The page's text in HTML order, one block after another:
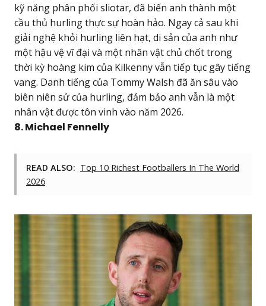
kỹ năng phân phối sliotar, đã biến anh thành một
cầu thủ hurling thực sự hoàn hảo. Ngay cả sau khi
giải nghệ khỏi hurling liên hạt, di sản của anh như
một hậu vệ vĩ đại và một nhân vật chủ chốt trong
thời kỳ hoàng kim của Kilkenny vẫn tiếp tục gây tiếng
vang. Danh tiếng của Tommy Walsh đã ăn sâu vào
biên niên sử của hurling, đảm bảo anh vẫn là một
nhân vật được tôn vinh vào năm 2026.
8. Michael Fennelly
READ ALSO: Top 10 Richest Footballers In The World
2026